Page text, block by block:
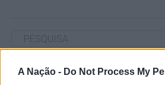
A Nação - Do Not Process My
ARTIGOS